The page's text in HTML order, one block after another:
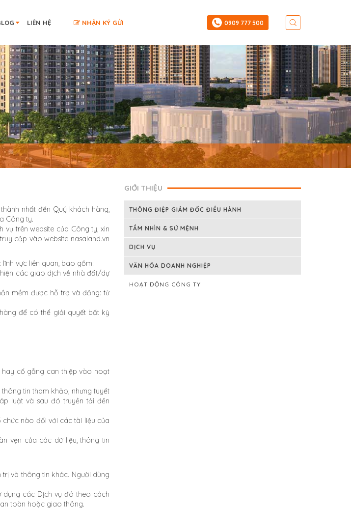
LIÊN HỆ NHẬN KÝ GỬI ‎0909 777 500
nhất đến Quý khách hàng,
Công ty.
vụ trên website của Công ty, xin
cập vào website nasaland.vn
vực liên quan, bao gồm:
các giao dịch về nhà đất/dự
mềm được hỗ trợ và đăng: từ
để có thể giải quyết bất kỳ
hay cố gắng can thiệp vào hoạt
tin tham khảo, nhưng tuyết
luật và sau đó truyền tải đến
chức nào đối với các tài liệu của
vẹn của các dữ liệu, thông tin
và thông tin khác. Người dùng
dụng các Dịch vụ đó theo cách
toàn hoặc giao thông.
GIỚI THIỆU
THÔNG ĐIỆP GIÁM ĐỐC ĐIỀU HÀNH
TẦM NHÌN & SỨ MỆNH
DỊCH VỤ
VĂN HÓA DOANH NGHIỆP
HOẠT ĐỘNG CÔNG TY